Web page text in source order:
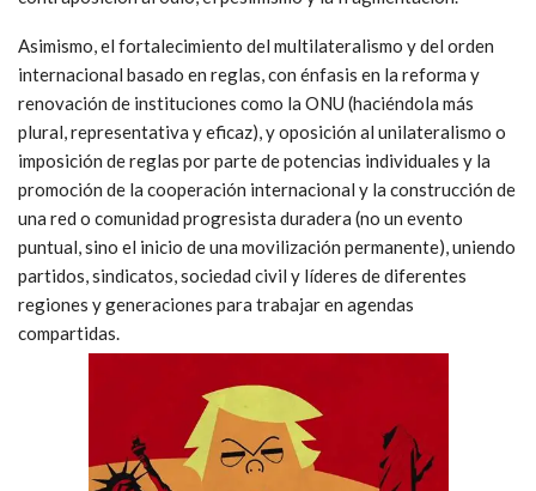
Asimismo, el fortalecimiento del multilateralismo y del orden
internacional basado en reglas, con énfasis en la reforma y
renovación de instituciones como la ONU (haciéndola más
plural, representativa y eficaz), y oposición al unilateralismo o
imposición de reglas por parte de potencias individuales y la
promoción de la cooperación internacional y la construcción de
una red o comunidad progresista duradera (no un evento
puntual, sino el inicio de una movilización permanente), uniendo
partidos, sindicatos, sociedad civil y líderes de diferentes
regiones y generaciones para trabajar en agendas
compartidas.